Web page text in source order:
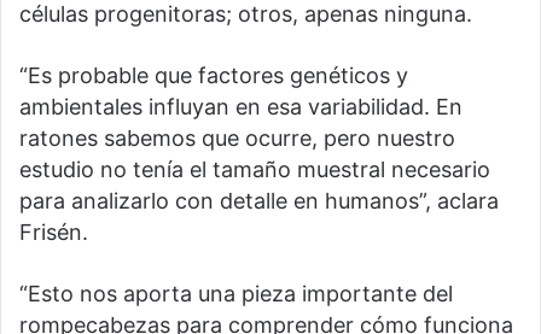
células progenitoras; otros, apenas ninguna.
“Es probable que factores genéticos y
ambientales influyan en esa variabilidad. En
ratones sabemos que ocurre, pero nuestro
estudio no tenía el tamaño muestral necesario
para analizarlo con detalle en humanos”, aclara
Frisén.
“Esto nos aporta una pieza importante del
rompecabezas para comprender cómo funciona